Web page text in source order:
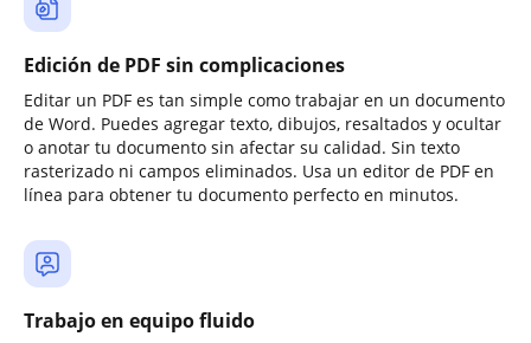
Edición de PDF sin complicaciones
Editar un PDF es tan simple como trabajar en un documento
de Word. Puedes agregar texto, dibujos, resaltados y ocultar
o anotar tu documento sin afectar su calidad. Sin texto
rasterizado ni campos eliminados. Usa un editor de PDF en
línea para obtener tu documento perfecto en minutos.
Trabajo en equipo fluido